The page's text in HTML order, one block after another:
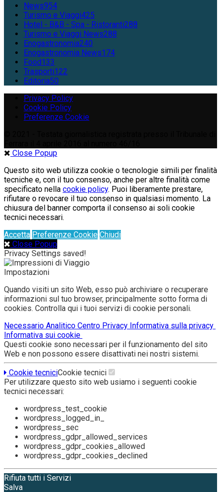
News954
Turismo e Viaggi425
Hotel - B&B - Spa - Ristoranti288
Turismo e Viaggi News288
Enogastronomia240
Enogastronomia News174
Food133
Trasporti122
Editoria50
Privacy Policy
Cookie Policy
Preferenze Cookie
Close Popup
Questo sito web utilizza cookie o tecnologie simili per finalità
tecniche e, con il tuo consenso, anche per altre finalità come
specificato nella cookie policy. Puoi liberamente prestare,
rifiutare o revocare il tuo consenso in qualsiasi momento. La
chiusura del banner comporta il consenso ai soli cookie
tecnici necessari.
Accetta Preferenze Cookie Chiudi
Close Popup
Privacy Settings saved!
Impostazioni
Quando visiti un sito Web, esso può archiviare o recuperare
informazioni sul tuo browser, principalmente sotto forma di
cookies. Controlla qui i tuoi servizi di cookie personali.
Necessario Analitico Centro Privacy Informativa sulla privacy
Informativa sui cookie
Questi cookie sono necessari per il funzionamento del sito
Web e non possono essere disattivati nei nostri sistemi.
Cookie tecniciCookie tecnici
Per utilizzare questo sito web usiamo i seguenti cookie
tecnici necessari:
wordpress_test_cookie
wordpress_logged_in_
wordpress_sec
wordpress_gdpr_allowed_services
wordpress_gdpr_cookies_allowed
wordpress_gdpr_cookies_declined
Rifiuta tutti i Servizi
Salva